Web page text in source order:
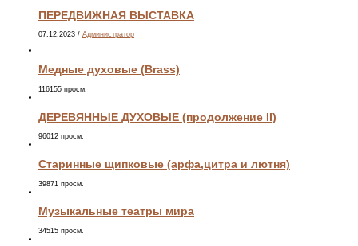
ПЕРЕДВИЖНАЯ ВЫСТАВКА
07.12.2023 / Администратор
Медные духовые (Brass)
116155 просм.
ДЕРЕВЯННЫЕ ДУХОВЫЕ (продолжение II)
96012 просм.
Старинные щипковые (арфа,цитра и лютня)
39871 просм.
Музыкальные театры мира
34515 просм.